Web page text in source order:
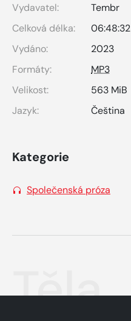
Vydavatel:
Tembr
Celková délka:
Vydáno:
2023
Formáty:
MP3
Velikost:
563 MiB
Jazyk:
Čeština
Kategorie
Společenská próza
Těla